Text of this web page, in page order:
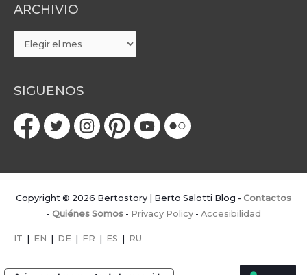
ARCHIVIO
ARCHIVIO
SIGUENOS
Copyright © 2026 Bertostory | Berto Salotti Blog - Contactos
- Quiénes Somos- Privacy Policy- Accesibilidad
IT EN DE FR ES RU